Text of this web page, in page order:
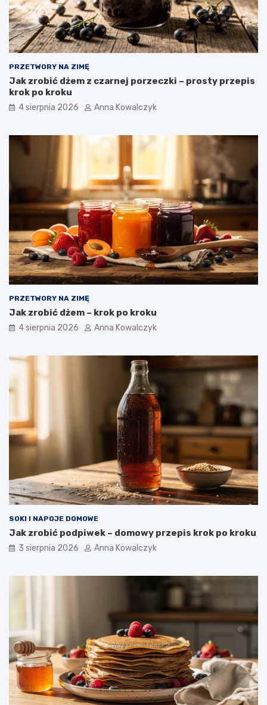
PRZETWORY NA ZIMĘ
Jak zrobić dżem z czarnej porzeczki – prosty przepis
krok po kroku
4 sierpnia 2026 Anna Kowalczyk
PRZETWORY NA ZIMĘ
Jak zrobić dżem – krok po kroku
4 sierpnia 2026 Anna Kowalczyk
SOKI I NAPOJE DOMOWE
Jak zrobić podpiwek – domowy przepis krok po kroku
3 sierpnia 2026 Anna Kowalczyk